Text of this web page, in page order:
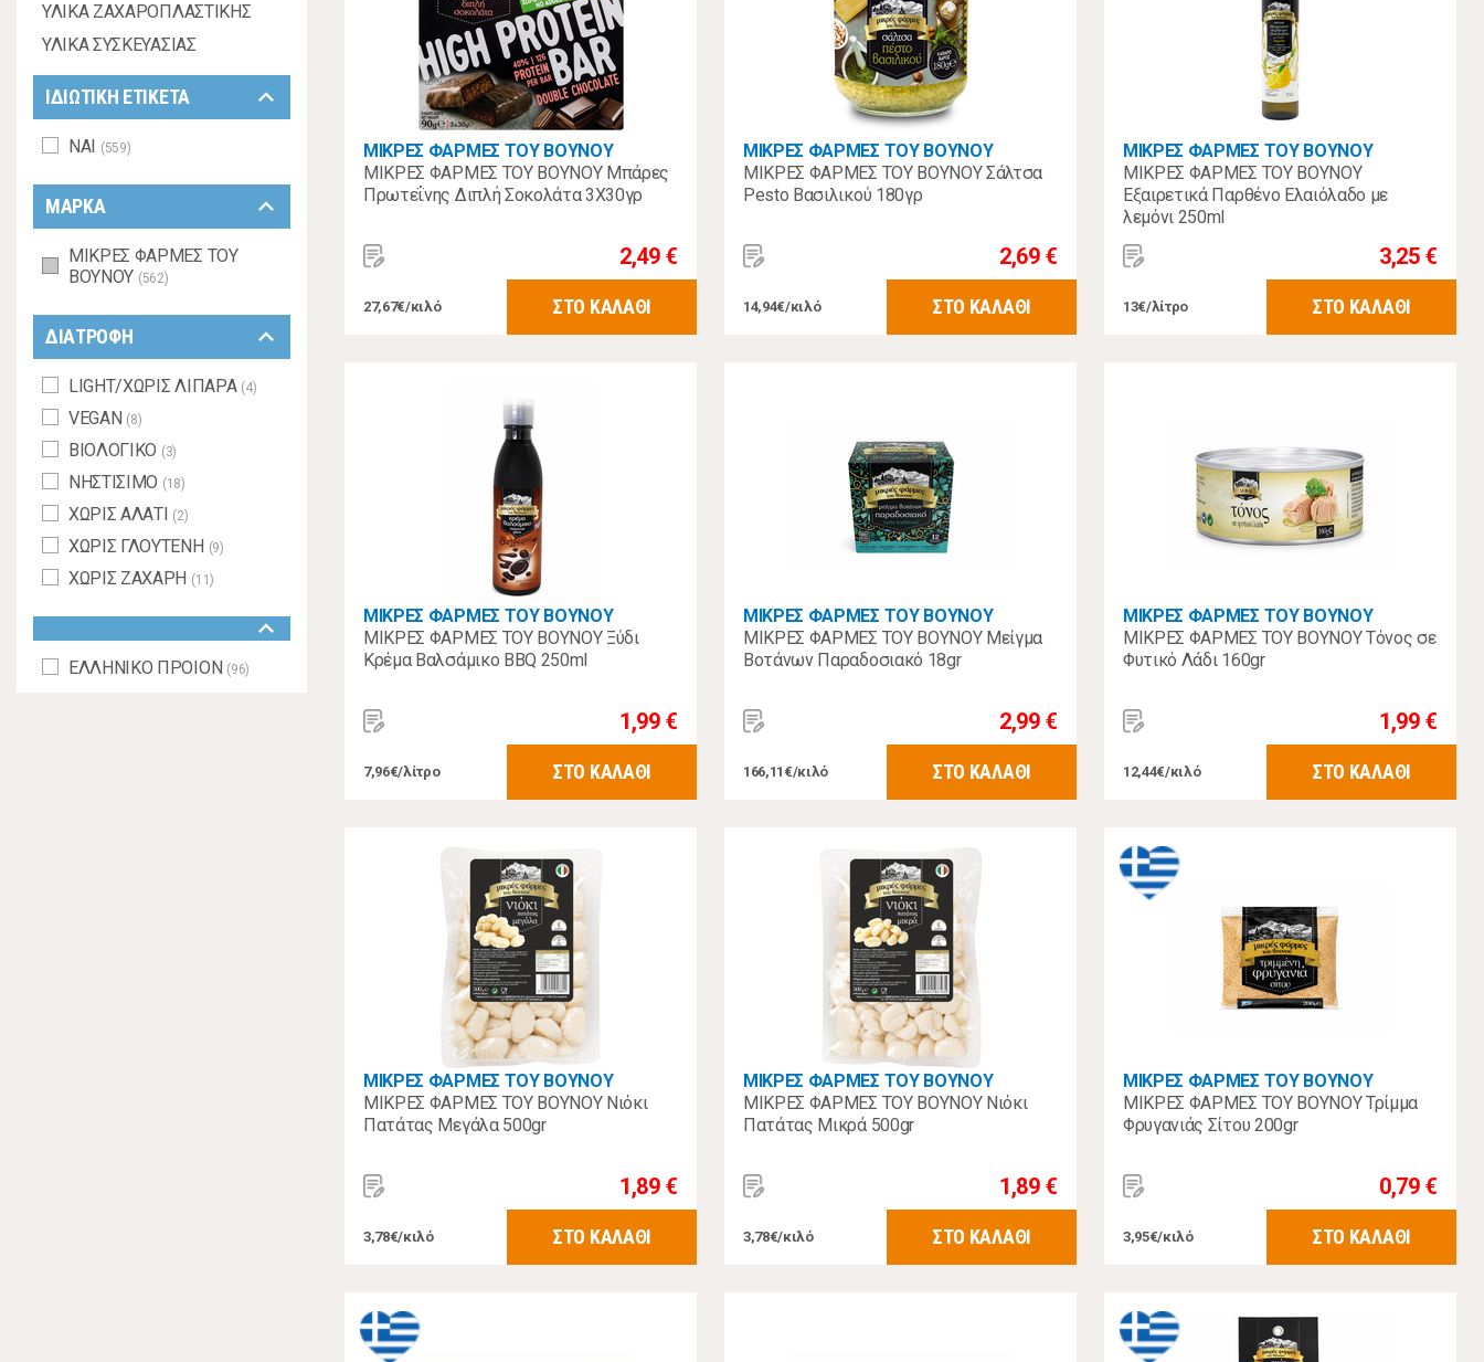
ΥΛΙΚΑ ΖΑΧΑΡΟΠΛΑΣΤΙΚΗΣ
ΥΛΙΚΑ ΣΥΣΚΕΥΑΣΙΑΣ
ΙΔΙΩΤΙΚΗ ΕΤΙΚΕΤΑ keyboard_arrow_down
ΝΑΙ (559)
ΜΑΡΚΑ keyboard_arrow_down
ΜΙΚΡΕΣ ΦΑΡΜΕΣ ΤΟΥ
ΒΟΥΝΟΥ (562)
ΔΙΑΤΡΟΦΗ keyboard_arrow_down
LIGHT/ΧΩΡΙΣ ΛΙΠΑΡΑ (4)
VEGAN (8)
ΒΙΟΛΟΓΙΚΟ (3)
ΝΗΣΤΙΣΙΜΟ (18)
ΧΩΡΙΣ ΑΛΑΤΙ (2)
ΧΩΡΙΣ ΓΛΟΥΤΕΝΗ (9)
ΧΩΡΙΣ ΖΑΧΑΡΗ (11)
keyboard_arrow_down
ΕΛΛΗΝΙΚΟ ΠΡΟΙΟΝ (96)
ΜΙΚΡΕΣ ΦΑΡΜΕΣ ΤΟΥ ΒΟΥΝΟΥ
ΜΙΚΡΕΣ ΦΑΡΜΕΣ ΤΟΥ ΒΟΥΝΟΥ Μπάρες
Πρωτεΐνης Διπλή Σοκολάτα 3Χ30γρ
2,49 €
27,67€/κιλό ΣΤΟ ΚΑΛΑΘΙ
ΜΙΚΡΕΣ ΦΑΡΜΕΣ ΤΟΥ ΒΟΥΝΟΥ
ΜΙΚΡΕΣ ΦΑΡΜΕΣ ΤΟΥ ΒΟΥΝΟΥ Σάλτσα
Pesto Βασιλικού 180γρ
2,69 €
14,94€/κιλό ΣΤΟ ΚΑΛΑΘΙ
ΜΙΚΡΕΣ ΦΑΡΜΕΣ ΤΟΥ ΒΟΥΝΟΥ
ΜΙΚΡΕΣ ΦΑΡΜΕΣ ΤΟΥ ΒΟΥΝΟΥ
Εξαιρετικά Παρθένο Ελαιόλαδο με
λεμόνι 250ml
3,25 €
13€/λίτρο ΣΤΟ ΚΑΛΑΘΙ
ΜΙΚΡΕΣ ΦΑΡΜΕΣ ΤΟΥ ΒΟΥΝΟΥ
ΜΙΚΡΕΣ ΦΑΡΜΕΣ ΤΟΥ ΒΟΥΝΟΥ Ξύδι
Κρέμα Βαλσάμικο BBQ 250ml
1,99 €
7,96€/λίτρο ΣΤΟ ΚΑΛΑΘΙ
ΜΙΚΡΕΣ ΦΑΡΜΕΣ ΤΟΥ ΒΟΥΝΟΥ
ΜΙΚΡΕΣ ΦΑΡΜΕΣ ΤΟΥ ΒΟΥΝΟΥ Μείγμα
Βοτάνων Παραδοσιακό 18gr
2,99 €
166,11€/κιλό ΣΤΟ ΚΑΛΑΘΙ
ΜΙΚΡΕΣ ΦΑΡΜΕΣ ΤΟΥ ΒΟΥΝΟΥ
ΜΙΚΡΕΣ ΦΑΡΜΕΣ ΤΟΥ ΒΟΥΝΟΥ Τόνος σε
Φυτικό Λάδι 160gr
1,99 €
12,44€/κιλό ΣΤΟ ΚΑΛΑΘΙ
ΜΙΚΡΕΣ ΦΑΡΜΕΣ ΤΟΥ ΒΟΥΝΟΥ
ΜΙΚΡΕΣ ΦΑΡΜΕΣ ΤΟΥ ΒΟΥΝΟΥ Νιόκι
Πατάτας Μεγάλα 500gr
1,89 €
3,78€/κιλό ΣΤΟ ΚΑΛΑΘΙ
ΜΙΚΡΕΣ ΦΑΡΜΕΣ ΤΟΥ ΒΟΥΝΟΥ
ΜΙΚΡΕΣ ΦΑΡΜΕΣ ΤΟΥ ΒΟΥΝΟΥ Νιόκι
Πατάτας Μικρά 500gr
1,89 €
3,78€/κιλό ΣΤΟ ΚΑΛΑΘΙ
ΜΙΚΡΕΣ ΦΑΡΜΕΣ ΤΟΥ ΒΟΥΝΟΥ
ΜΙΚΡΕΣ ΦΑΡΜΕΣ ΤΟΥ ΒΟΥΝΟΥ Τρίμμα
Φρυγανιάς Σίτου 200gr
0,79 €
3,95€/κιλό ΣΤΟ ΚΑΛΑΘΙ